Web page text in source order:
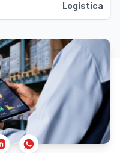
Logística
Whatsapp